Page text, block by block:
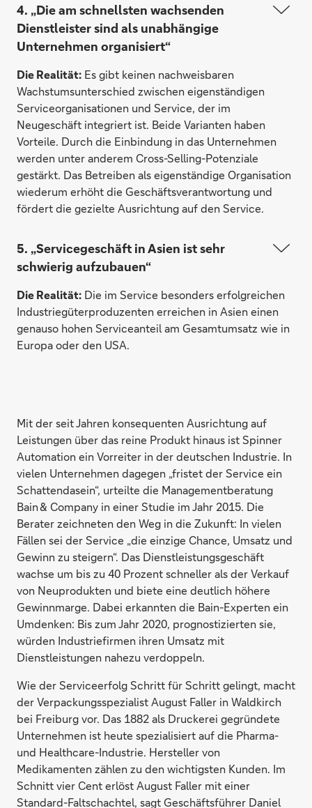
4. „Die am schnellsten wachsenden
Dienstleister sind als unabhängige
Unternehmen organisiert“
Die Realität: Es gibt keinen nachweisbaren
Wachstumsunterschied zwischen eigenständigen
Serviceorganisationen und Service, der im
Neugeschäft integriert ist. Beide Varianten haben
Vorteile. Durch die Einbindung in das Unternehmen
werden unter anderem Cross-Selling-Potenziale
gestärkt. Das Betreiben als eigenständige Organisation
wiederum erhöht die Geschäftsverant­wortung und
fördert die gezielte Ausrichtung auf den Service.
5. „Servicegeschäft in Asien ist sehr
schwierig aufzubauen“
Die Realität: Die im Service besonders erfolgreichen
Industriegüterproduzenten erreichen in Asien einen
genauso hohen Serviceanteil am Gesamtumsatz wie in
Europa oder den USA.
Mit der seit Jahren konsequenten Ausrichtung auf
Leistungen über das reine Produkt hinaus ist Spinner
Automation ein Vorreiter in der deutschen Industrie. In
vielen Unternehmen dagegen „fristet der Service ein
Schattendasein“, urteilte die Managementberatung
Bain & Company in einer Studie im Jahr 2015. Die
Berater zeichneten den Weg in die Zukunft: In vielen
Fällen sei der Service „die einzige Chance, Umsatz und
Gewinn zu steigern“. Das Dienstleistungsgeschäft
wachse um bis zu 40 Prozent schneller als der Verkauf
von Neuprodukten und biete eine deutlich höhere
Gewinnmarge. Dabei erkannten die Bain-Experten ein
Umdenken: Bis zum Jahr 2020, prognostizierten sie,
würden Industriefirmen ihren Umsatz mit
Dienstleistungen nahezu verdoppeln.
Wie der Serviceerfolg Schritt für Schritt gelingt, macht
der Verpackungs­spezialist August Faller in Waldkirch
bei Freiburg vor. Das 1882 als ­Druckerei gegründete
Unternehmen ist heute spezialisiert auf die ­Pharma-
und Healthcare-Industrie. Hersteller von
Medikamenten zählen zu den wichtigsten Kunden. Im
Schnitt vier Cent erlöst August Faller mit einer
Standard-Faltschachtel, sagt Geschäftsführer ­Daniel